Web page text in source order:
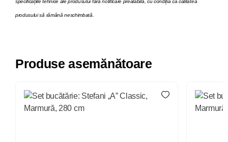
specificațiile tehnice ale produsului fără notificare prealabilă, cu condiția ca calitatea
produsului să rămână neschimbată.
Produse asemănătoare